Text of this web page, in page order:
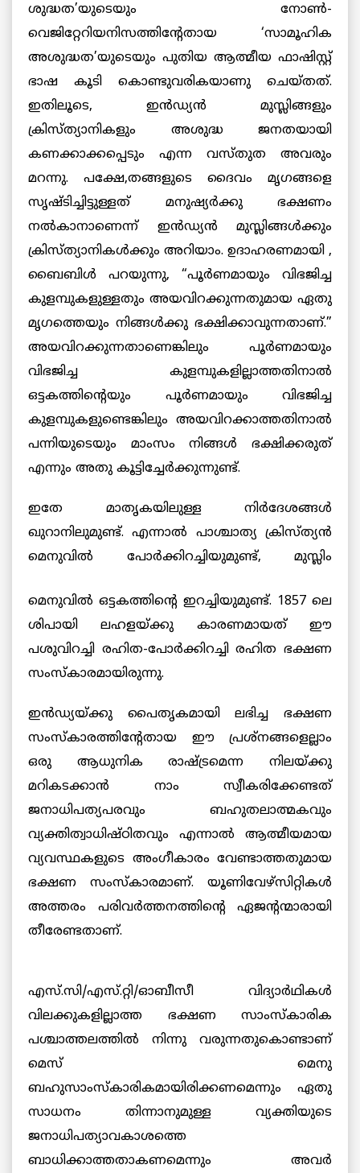
ശുദ്ധത’യുടെയും നോണ്‍-
വെജിറ്റേറിയനിസത്തിന്റേതായ ‘സാമൂഹിക
അശുദ്ധത’യുടെയും പുതിയ ആത്മീയ ഫാഷിസ്റ്റ്
ഭാഷ കൂടി കൊണ്ടുവരികയാണു ചെയ്തത്.
ഇതിലൂടെ, ഇന്‍ഡ്യന്‍ മുസ്ലിങ്ങളും
ക്രിസ്ത്യാനികളും അശുദ്ധ ജനതയായി
കണക്കാക്കപ്പെടും എന്ന വസ്തുത അവരും
മറന്നു. പക്ഷേ,തങ്ങളുടെ ദൈവം മൃഗങ്ങളെ
സൃഷ്ടിച്ചിട്ടുള്ളത് മനുഷ്യര്‍ക്കു ഭക്ഷണം
നല്‍കാനാണെന്ന് ഇന്‍ഡ്യന്‍ മുസ്ലിങ്ങള്‍ക്കും
ക്രിസ്ത്യാനികള്‍ക്കും അറിയാം. ഉദാഹരണമായി ,
ബൈബിള്‍ പറയുന്നു, “പൂര്‍ണമായും വിഭജിച്ച
കുളമ്പുകളുള്ളതും അയവിറക്കുന്നതുമായ ഏതു
മൃഗത്തെയും നിങ്ങള്‍ക്കു ഭക്ഷിക്കാവുന്നതാണ്.”
അയവിറക്കുന്നതാണെങ്കിലും പൂര്‍ണമായും
വിഭജിച്ച കുളമ്പുകളില്ലാത്തതിനാല്‍
ഒട്ടകത്തിന്റെയും പൂര്‍ണമായും വിഭജിച്ച
കുളമ്പുകളുണ്ടെങ്കിലും അയവിറക്കാത്തതിനാല്‍
പന്നിയുടെയും മാംസം നിങ്ങള്‍ ഭക്ഷിക്കരുത്
എന്നും അതു കൂട്ടിച്ചേര്‍ക്കുന്നുണ്ട്.
ഇതേ മാതൃകയിലുള്ള നിര്‍ദേശങ്ങള്‍
ഖുറാനിലുമുണ്ട്. എന്നാല്‍ പാശ്ചാത്യ ക്രിസ്ത്യന്‍
മെനുവില്‍ പോര്‍ക്കിറച്ചിയുമുണ്ട്, മുസ്ലിം
മെനുവില്‍ ഒട്ടകത്തിന്റെ ഇറച്ചിയുമുണ്ട്. 1857 ലെ
ശിപായി ലഹളയ്ക്കു കാരണമായത് ഈ
പശുവിറച്ചി രഹിത-പോര്‍ക്കിറച്ചി രഹിത ഭക്ഷണ
സംസ്കാരമായിരുന്നു.
ഇന്‍ഡ്യയ്ക്കു പൈതൃകമായി ലഭിച്ച ഭക്ഷണ
സംസ്കാരത്തിന്റേതായ ഈ പ്രശ്നങ്ങളെല്ലാം
ഒരു ആധുനിക രാഷ്ട്രമെന്ന നിലയ്ക്കു
മറികടക്കാന്‍ നാം സ്വീകരിക്കേണ്ടത്
ജനാധിപത്യപരവും ബഹുതലാത്മകവും
വ്യക്തിത്വാധിഷ്ഠിതവും എന്നാല്‍ ആത്മീയമായ
വ്യവസ്ഥകളുടെ അംഗീകാരം വേണ്ടാത്തതുമായ
ഭക്ഷണ സംസ്കാരമാണ്. യൂണിവേഴ്സിറ്റികള്‍
അത്തരം പരിവര്‍ത്തനത്തിന്റെ ഏജന്റന്മാരായി
തീരേണ്ടതാണ്.
എസ്.സി/എസ്.റ്റി/ഓബീസീ വിദ്യാര്‍ഥികള്‍
വിലക്കുകളില്ലാത്ത ഭക്ഷണ സാംസ്കാരിക
പശ്ചാത്തലത്തില്‍ നിന്നു വരുന്നതുകൊണ്ടാണ്
മെസ് മെനു
ബഹുസാംസ്കാരികമായിരിക്കണമെന്നും ഏതു
സാധനം തിന്നാനുമുള്ള വ്യക്തിയുടെ
ജനാധിപത്യാവകാശത്തെ
ബാധിക്കാത്തതാകണമെന്നും അവര്‍